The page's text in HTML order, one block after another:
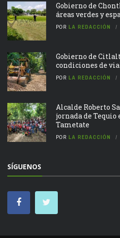
Gobierno de
áreas verdes y
POR LA REDACCIÓN
Gobierno de
condiciones de
POR LA REDACCIÓN
Alcalde Roberto
jornada de Tequio
Tametate
POR LA REDACCIÓN
SÍGUENOS